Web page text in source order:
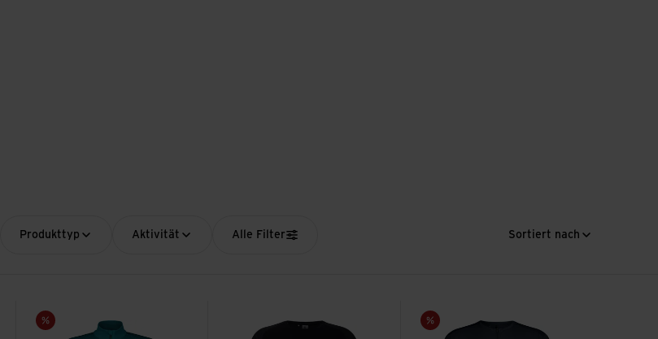
Produkttyp Aktivität Alle Filter Sortiert nach
Sale
M's Gravel Warm Merino LS Shirt ansehen
Sale
M's Trail Vertic Zip SS Tee ansehen